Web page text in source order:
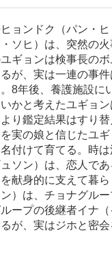
ョンドク（パン・
ソヒ）は、突然の
ギョンは検事長のボ
が、実は一連の事
8年後、養護施設に
かと考えたユギョ
り鑑定結果はすり
実の娘と信じたユ
付けて育てる。時
ソン）は、恋人で
を献身的に支えて暮
）は、チョナグル
ープの後継者イナ
が、実はジホと密